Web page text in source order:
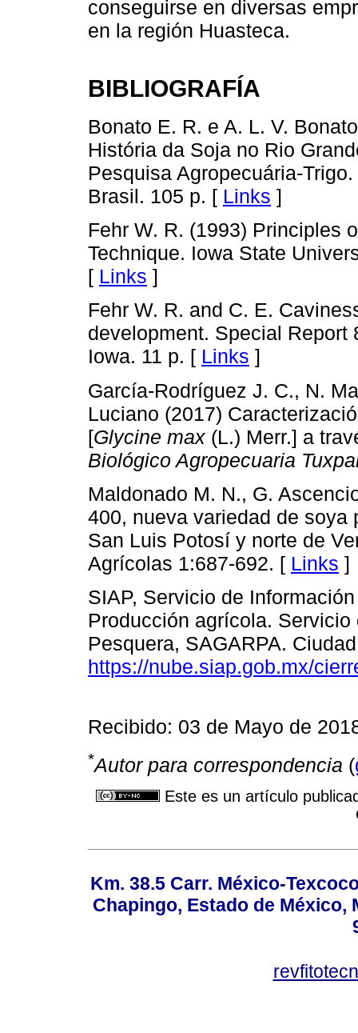
conseguirse en diversas
en la región Huasteca.
BIBLIOGRAFÍA
Bonato E. R. e A. L. V.
História da Soja no Rio
Pesquisa Agropecuária-
Brasil. 105 p. [ Links ]
Fehr W. R. (1993) Principles
Technique. Iowa State
[ Links ]
Fehr W. R. and C. E.
development. Special Report
Iowa. 11 p. [ Links ]
García-Rodríguez J. C., N.
Luciano (2017)
[Glycine max (L.) Merr.] a
Biológico Agropecuaria
Maldonado M. N., G.
400, nueva variedad de soya
San Luis Potosí y norte de
Agrícolas 1:687-692. [ Links ]
SIAP, Servicio de
Producción agrícola.
Pesquera, SAGARPA.
https://nube.siap.gob.mx/
Recibido: 03 de Mayo de
*Autor para correspondencia (
Este es un artículo
Km. 38.5 Carr. México-
Chapingo, Estado de México,